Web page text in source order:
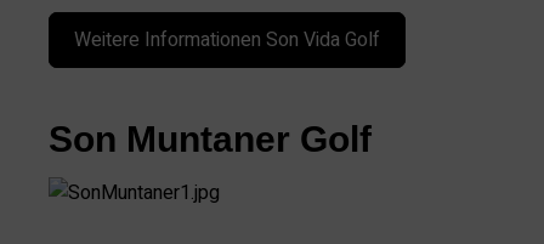
Weitere Informationen Son Vida Golf
Son Muntaner Golf